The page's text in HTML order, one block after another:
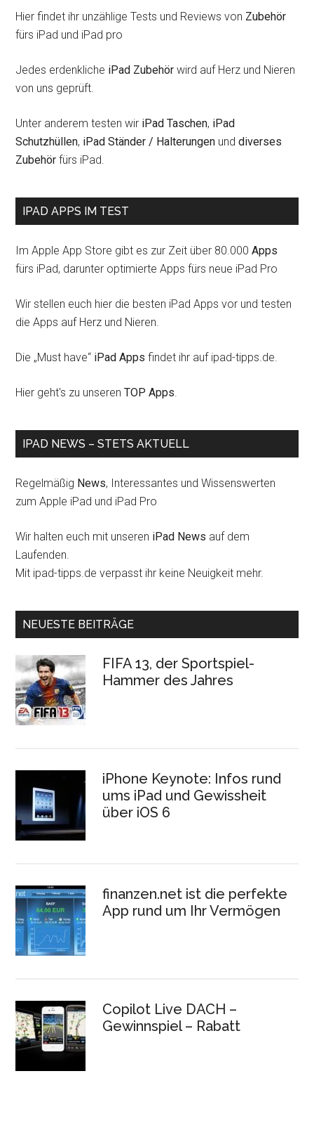
Hier findet ihr unzählige Tests und Reviews von Zubehör
fürs iPad und iPad pro
Jedes erdenkliche iPad Zubehör wird auf Herz und Nieren
von uns geprüft.
Unter anderem testen wir iPad Taschen, iPad
Schutzhüllen, iPad Ständer / Halterungen unddiverses
Zubehör fürs iPad.
IPAD APPS IM TEST
Im Apple App Store gibt es zur Zeit über 80.000Apps
fürs iPad, darunter optimierte Apps fürs neue iPad Pro
Wir stellen euch hier die besten iPad Apps vor und testen
die Apps auf Herz und Nieren.
Die „Must have“ iPad Apps findet ihr auf ipad-tipps.de.
Hier geht's zu unserenTOP Apps
IPAD NEWS – STETS AKTUELL
Regelmäßig News, Interessantes und Wissenswerten
zum Apple iPad und iPad Pro
Wir halten euch mit unseren iPad News auf dem
Laufenden.
Mit ipad-tipps.de verpasst ihr keine Neuigkeit mehr.
NEUESTE BEITRÄGE
FIFA 13, der Sportspiel-
Hammer des Jahres
iPhone Keynote: Infos rund
ums iPad und Gewissheit
über iOS 6
finanzen.net ist die perfekte
App rund um Ihr Vermögen
Copilot Live DACH –
Gewinnspiel – Rabatt